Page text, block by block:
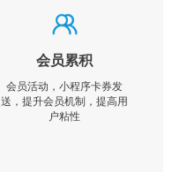
会员累积
会员活动，小程序卡券发
送，提升会员机制，提高用
户粘性